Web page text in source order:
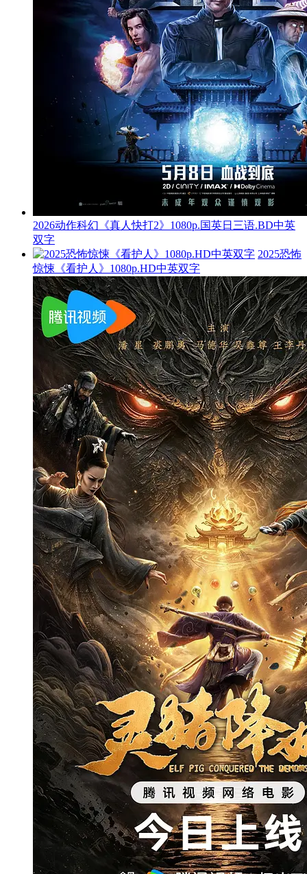
2026动作科幻《真人快打2》1080p.国英日三语.BD中英
双字
2025恐怖
惊悚《看护人》1080p.HD中英双字